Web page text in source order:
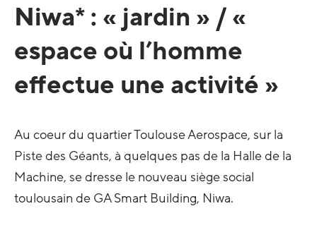
Niwa* : « jardin » / «
espace où l’homme
effectue une activité »
Au coeur du quartier Toulouse Aerospace, sur la
Piste des Géants, à quelques pas de la Halle de la
Machine, se dresse le nouveau siège social
toulousain de GA Smart Building, Niwa.